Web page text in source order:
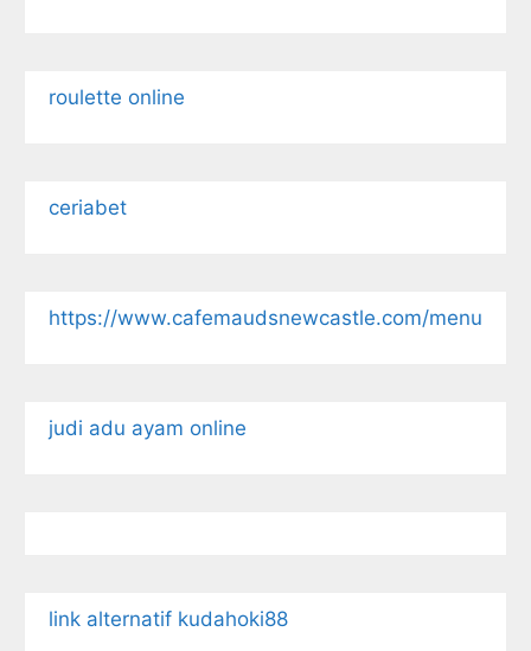
roulette online
ceriabet
https://www.cafemaudsnewcastle.com/menu
judi adu ayam online
link alternatif kudahoki88